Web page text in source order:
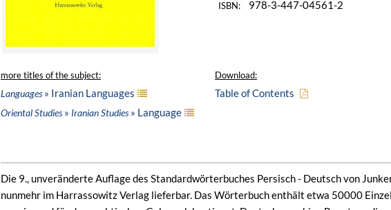
ISBN: 978-3-447-04561-2
more titles of the subject:
Languages» Iranian Languages
Oriental Studies» Iranian Studies» Language
Download:
Table of Contents
Die 9., unveränderte Auflage des Standardwörterbuches Persisch - Deutsch von
nunmehr im Harrassowitz Verlag lieferbar. Das Wörterbuch enthält etwa 50000